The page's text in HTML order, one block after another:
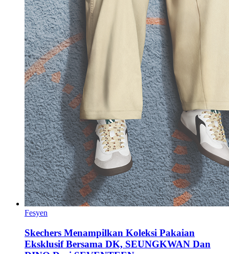
Fesyen
Skechers Menampilkan Koleksi Pakaian
Eksklusif Bersama DK, SEUNGKWAN Dan